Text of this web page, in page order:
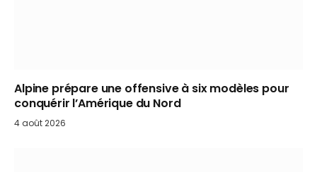
Alpine prépare une offensive à six modèles pour
conquérir l’Amérique du Nord
4 août 2026